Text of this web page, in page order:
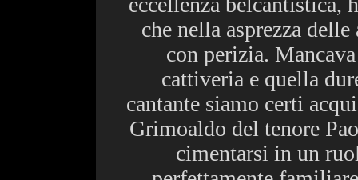
che nella asprezza
con perizia.
cattiveria e quella
cantante siamo certi
Grimoaldo del tenore
cimentarsi in un